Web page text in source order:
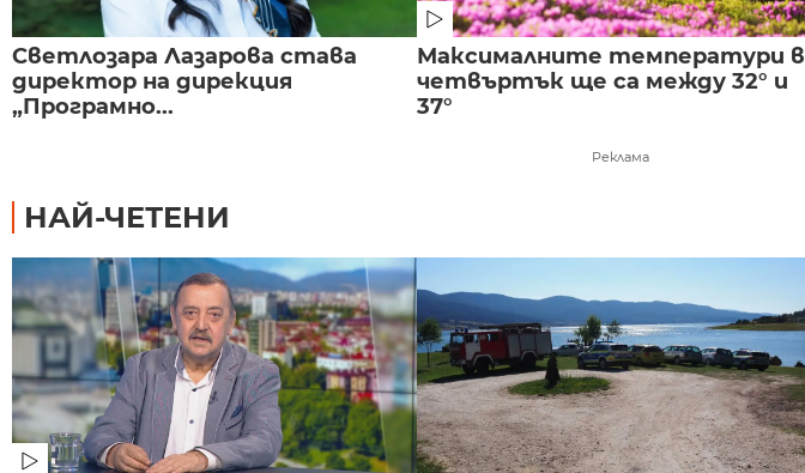
Светлозара Лазарова става
директор на дирекция
„Програмно...
Максималните температури в
четвъртък ще са между 32° и
37°
Реклама
НАЙ-ЧЕТЕНИ